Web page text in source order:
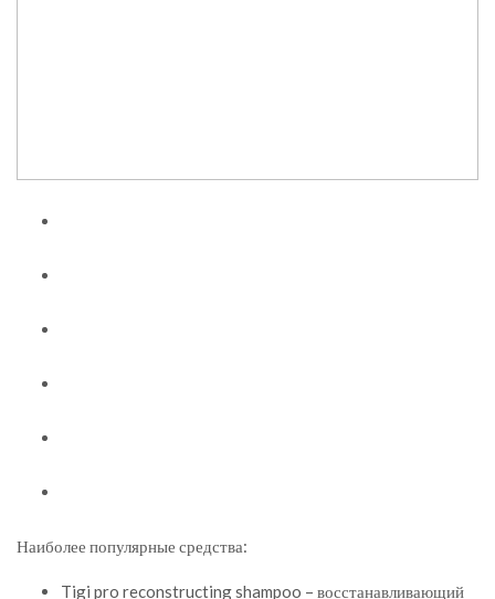
Наиболее популярные средства:
Tigi pro reconstructing shampoo – восстанавливающий